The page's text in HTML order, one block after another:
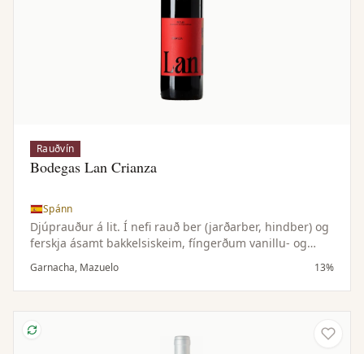
Rauðvín
Bodegas Lan Crianza
Spánn
Djúprauður á lit. Í nefi rauð ber (jarðarber, hindber) og
ferskja ásamt bakkelsiskeim, fíngerðum vanillu- og
karamellutónum og vott af kanil. Vel jafnvægt í munni
með löngu og fullnægjandi eftirbragði.
Garnacha, Mazuelo 13%